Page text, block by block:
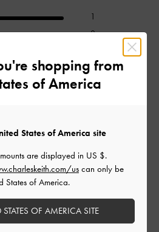
1
0
0
0
ビューを書く
とてもよかった
shopping from
of America
States of America site
are displayed in US $.
uscan only be
States of America.
OF AMERICA SITE